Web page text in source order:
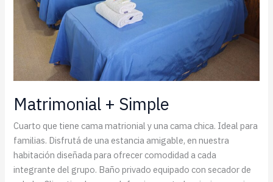
Matrimonial + Simple
Cuarto que tiene cama matrionial y una cama chica. Ideal para
familias. Disfrutá de una estancia amigable, en nuestra
habitación diseñada para ofrecer comodidad a cada
integrante del grupo. Baño privado equipado con secador de